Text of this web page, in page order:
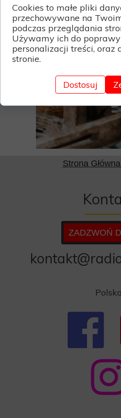
Strona
ZADZWOŃ
Polska
Cookies to małe pliki
przechowywane na
podczas przeglądania
Używamy ich do
personalizacji treści, oraz
stronie.
Dostosuj